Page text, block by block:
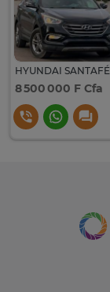
8 500 000 F Cfa